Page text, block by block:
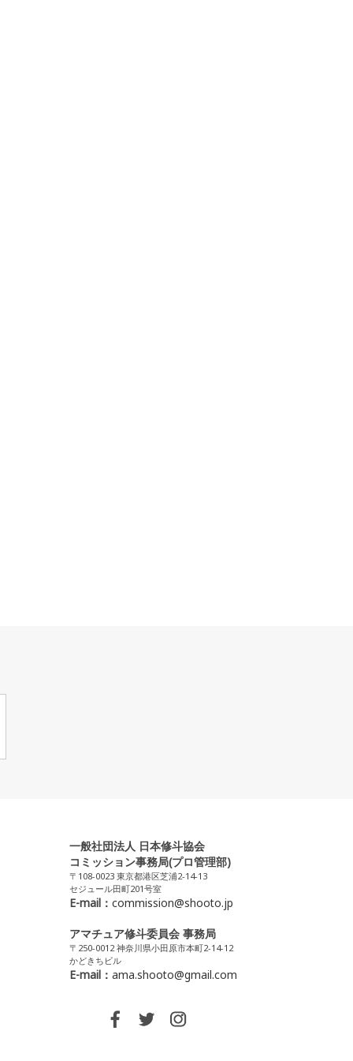
一般社団法人 日本修斗協会
コミッション事務局(プロ管理部)
〒108-0023 東京都港区芝浦2-14-13
セジュール田町201号室
E-mail： commission@shooto.jp
アマチュア修斗委員会 事務局
〒250-0012 神奈川県小田原市本町2-14-12
かどきちビル
E-mail： ama.shooto@gmail.com